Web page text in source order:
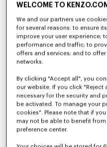
WELCOME TO
We and our partners use
for several reasons: to ensure
improve your user experience;
performance and traffic; to
offers and services; and to
networks.
By clicking "Accept all", you
our website. If you click "Reject
necessary for the security and
be activated. To manage your
cookies". Please note that if
may not be able to benefit
preference center.